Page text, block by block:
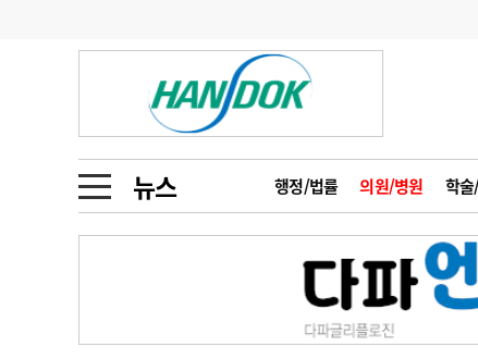
뉴스 행정/법률 의원/병원 학
금주의 검색어
1
의사인력 수급
2
성분명 처방
3
AI의료
4
전공의 모집 결
인사
오피니언
인물 초대석 피플
동영상뉴스
포토뉴스
메디 Hospital 지역병원 중소병원
2026년 하반기 인턴 모집
마취통증의학과 임기제 임상의사 채용